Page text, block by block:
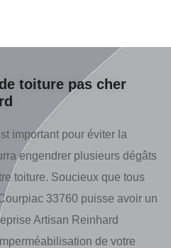
toiture pas cher
important pour éviter la
engendrer plusieurs dégâts
toiture. Soucieux que tous
33760 puisse avoir un
Artisan Reinhard
de votre